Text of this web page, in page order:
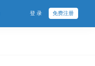
登 录 免费注册